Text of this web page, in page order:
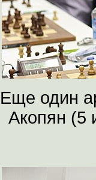
Еще один
Акопян (5